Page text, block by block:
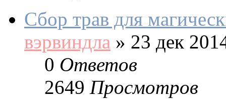
Сбор трав для
вэрвиндла » 23 дек
0 Ответов
2649 Просмотров